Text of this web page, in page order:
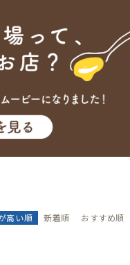
高い順 新着順 おすすめ順